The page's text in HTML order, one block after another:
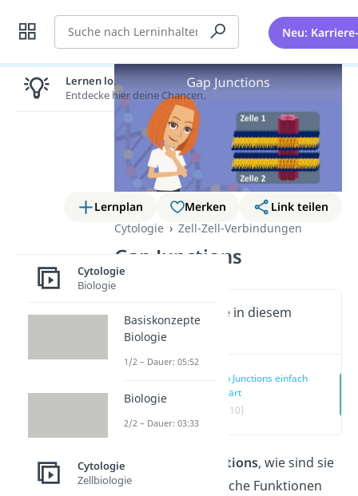
Suche Neu:
Lernplan Merken
Link teilen
Cytologie
Zell-Zell-Verbindungen
Gap Junctions
Wichtige Inhalte in diesem
Video
Gap Junctions einfach
erklärt
(00:10)
Was sind Gap Junctions, wie sind sie
aufgebaut und welche Funktionen
Lernen lohnt sich!
Entdecke hier deine Chancen.
Cytologie
Biologie
Basiskonzepte
Biologie
1/2 – Dauer: 05:52
Biologie
2/2 – Dauer: 03:33
Cytologie
Zellbiologie